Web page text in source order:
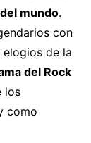
mundo.
con
de la
del Rock
los
como